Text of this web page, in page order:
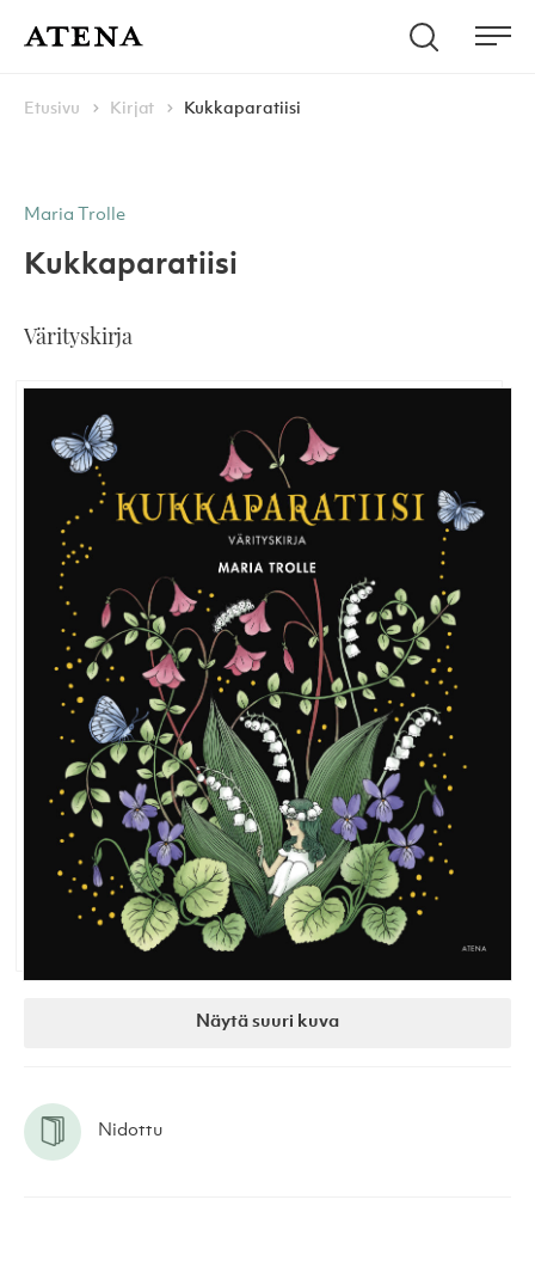
Atena Kustannus Hae
Navigoi
Etusivu
Kirjat Kukkaparatiisi
Maria Trolle
Kukkaparatiisi
Värityskirja
Näytä suuri kuva
Nidottu